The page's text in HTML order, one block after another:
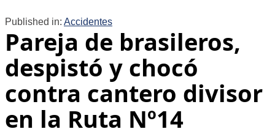
Published in: Accidentes
Pareja de brasileros,
despistó y chocó
contra cantero divisor
en la Ruta Nº14